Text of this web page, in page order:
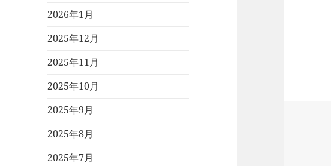
2026年1月
2025年12月
2025年11月
2025年10月
2025年9月
2025年8月
2025年7月